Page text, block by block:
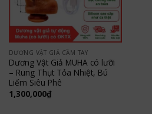
DƯƠNG VẬT GIẢ CẦM TAY
Dương Vật Giả MUHA có lưỡi
– Rung Thụt Tỏa Nhiệt, Bú
Liếm Siêu Phê
1,300,000₫